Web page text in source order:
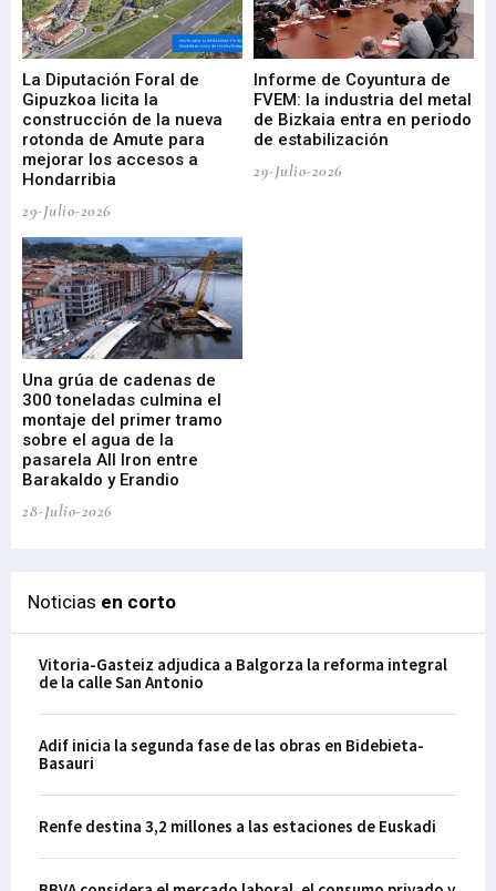
La Diputación Foral de
Gipuzkoa licita la
construcción de la nueva
rotonda de Amute para
mejorar los accesos a
Hondarribia
29-Julio-2026
Informe de Coyuntura de
FVEM: la industria del metal
de Bizkaia entra en periodo
de estabilización
29-Julio-2026
Una grúa de cadenas de
300 toneladas culmina el
montaje del primer tramo
sobre el agua de la
pasarela All Iron entre
Barakaldo y Erandio
28-Julio-2026
Noticias en corto
Vitoria-Gasteiz adjudica a Balgorza la reforma integral
de la calle San Antonio
Adif inicia la segunda fase de las obras en Bidebieta-
Basauri
Renfe destina 3,2 millones a las estaciones de Euskadi